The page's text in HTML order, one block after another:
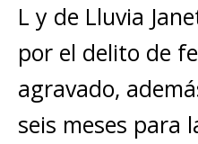
L y de Lluvia
por el delito de
agravado,
seis meses para